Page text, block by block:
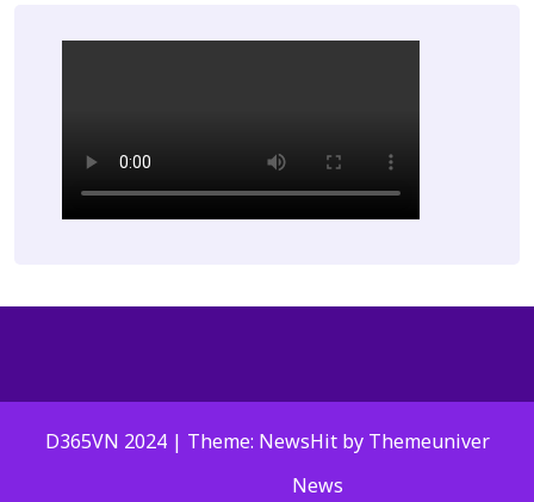
D365VN 2024 | Theme: NewsHit by Themeuniver
News